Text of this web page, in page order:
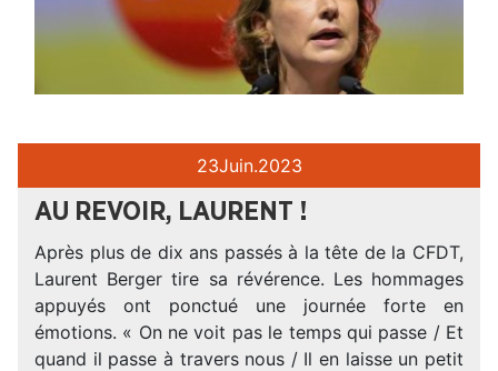
23Juin.2023
AU REVOIR, LAURENT !
Après plus de dix ans passés à la tête de la CFDT,
Laurent Berger tire sa révérence. Les hommages
appuyés ont ponctué une journée forte en
émotions. « On ne voit pas le temps qui passe / Et
quand il passe à travers nous / Il en laisse un petit